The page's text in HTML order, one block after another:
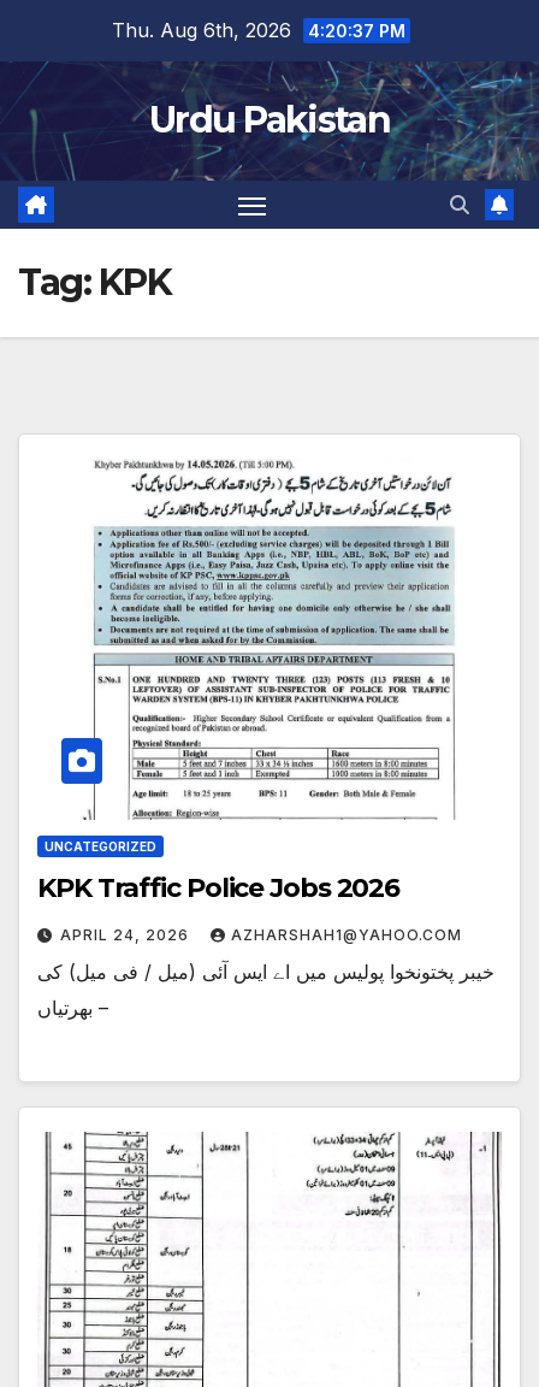
content
Thu. Aug 6th, 2026 4:20:37 PM
Urdu Pakistan
Tag: KPK
UNCATEGORIZED
KPK Traffic Police Jobs 2026
APRIL 24, 2026 AZHARSHAH1@YAHOO.COM
خیبر پختونخوا پولیس میں اے ایس آئی (میل / فی میل) کی
بھرتیاں –